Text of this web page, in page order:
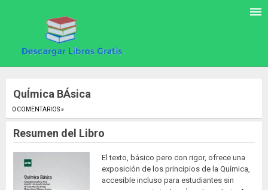
QuÍmica BÁsica
0 COMENTARIOS ».
Resumen del Libro
El texto, básico pero con rigor, ofrece una
exposición de los principios de la Química,
accesible incluso para estudiantes sin